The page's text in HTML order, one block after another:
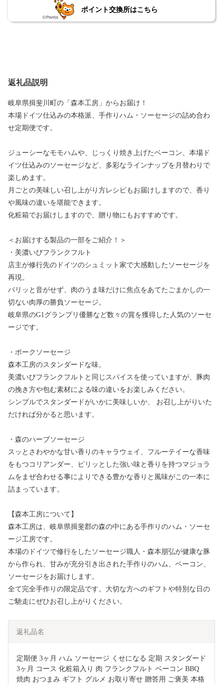
ポイント交換所はこちら
返礼品説明
岐阜県揖斐川町の「森本工房」からお届け！
本場ドイツ仕込みの本格派、手作りハム・ソーセージの詰め合わ
せ定期便です。
ジューシーなモモハムや、じっくり焼き上げたベーコン、本場ド
イツ仕込みのソーセージなど、多彩なラインナップを月替わりで
楽しめます。
月ごとの美味しい召し上がり方レシピもお届けしますので、香り
や風味の違いを堪能できます。
化粧箱でお届けしますので、贈り物にもおすすめです。
＜お届けする製品の一部をご紹介！＞
・美濃いびフランクフルト
店主が修行先のドイツのシュミット家で大感動したソーセージを
再現。
パリッと音がせず、肉のうま味だけに焦点をあてたごまかしの一
切ない肉厚の勝負ソーセージ。
岐阜県のG1グランプリ優勝など数々の賞を獲得した人気のソーセ
ージです。
・ポークソーセージ
森本工房のスタンダードな味。
美濃いびフランクフルトと同じスパイスを使っていますが、豚肉
の挽き方や包む素材による味の違いをお楽しみください。
シンプルでスタンダードがいかに美味しいか、 お召し上がりいた
だければ分かると思います。
・森のハーブソーセージ
スッとさわやかな甘い香りのキャラウェイ、フルーテイーな香味
をもつコリアンダー、ピリッとした強い味と香りを持つマジョラ
ムをまぜ合わせる事によりできる豊かな香りと風味がこの一本に
詰まっています。
【森本工房について】
森本工房は、岐阜県揖斐郡の森の中にある手作りのハム・ソーセ
ージ工房です。
本場のドイツで修行をしたソーセージ職人・森本朋弘が健康な豚
から作られ、甘みが充分引き出された手作りのハム、ベーコン、
ソーセージをお届けします。
全て完全手作りの限定品です。大切な方へのギフトや特別な日の
ご馳走にぜひお召し上がりください。
返礼品名
定期便 3ヶ月 ハム ソーセージ くせになる 定期 スタンダード
3ヶ月 コース 化粧箱入り 肉 フランクフルト ベーコン BBQ
焼肉 おつまみ ギフト グルメ お取り寄せ 贈答用 ご褒美 本格